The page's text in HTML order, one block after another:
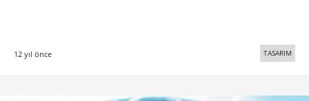
12 yıl önce TASARIM